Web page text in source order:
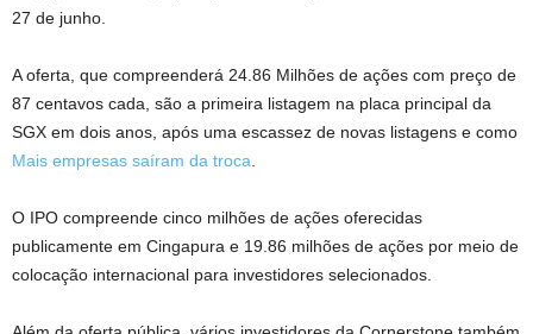
27 de junho.
A oferta, que compreenderá 24.86 Milhões de ações com preço de
87 centavos cada, são a primeira listagem na placa principal da
SGX em dois anos, após uma escassez de novas listagens e como
Mais empresas saíram da troca
O IPO compreende cinco milhões de ações oferecidas
publicamente em Cingapura e 19.86 milhões de ações por meio de
colocação internacional para investidores selecionados.